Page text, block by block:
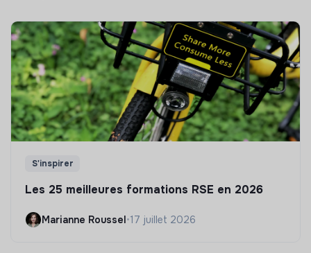
S'inspirer
Les 25 meilleures formations RSE en 2026
Marianne Roussel•17 juillet 2026